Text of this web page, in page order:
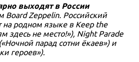
выходят в России
Board Zeppelin. Российский
на родном языке в Keep the
здесь не место!»), Night Parade
парад сотни ёкаев») и
героев»).